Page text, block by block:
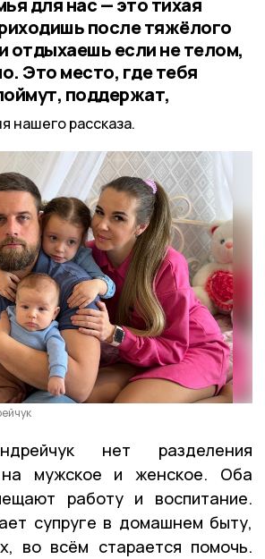
после тяжёлого
отдыхаешь если не телом,
Это место, где тебя
поддержат,
нашего рассказа.
нет разделения
на мужское и женское. Оба
работу и воспитание.
супруге в домашнем быту,
во всём старается помочь.